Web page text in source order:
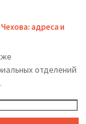
адреса и
отделений